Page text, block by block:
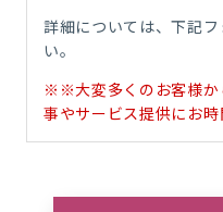
詳細については、下記
い。
※※大変多くのお客様か
事やサービス提供にお